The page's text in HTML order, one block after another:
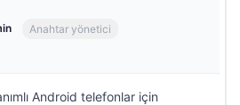
Anahtar yönetici
Android telefonlar için